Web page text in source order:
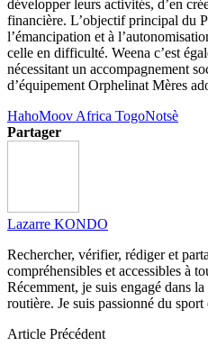
développer leurs activités, d’en
financière. L’objectif principal du
l’émancipation et à
celle en difficulté. Weena c’est
nécessitant un accompagnement
d’équipement Orphelinat Mères
HahoMoov Africa TogoNotsè
Partager
Lazarre KONDO
Rechercher, vérifier, rédiger et
compréhensibles et accessibles à
Récemment, je suis engagé dans
routière. Je suis passionné du
Article Précédent